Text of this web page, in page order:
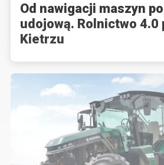
Od nawigacji maszyn
udojową. Rolnictwo 4.0
Kietrzu